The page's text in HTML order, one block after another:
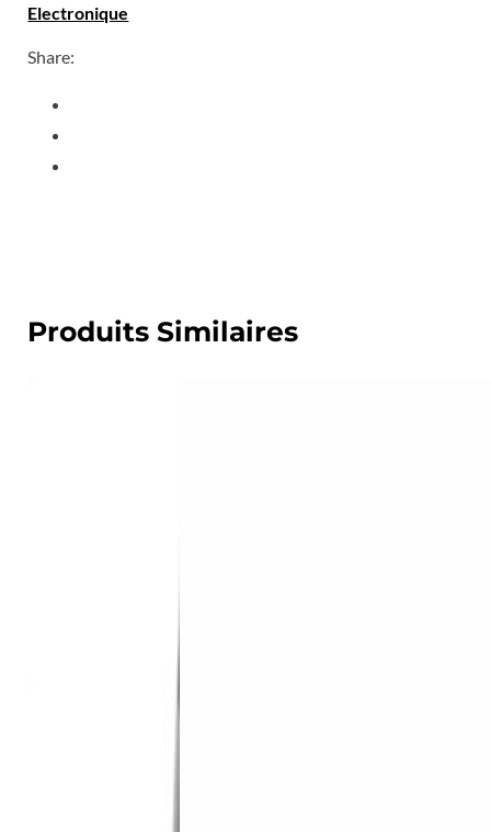
Electronique
Share:
Produits Similaires